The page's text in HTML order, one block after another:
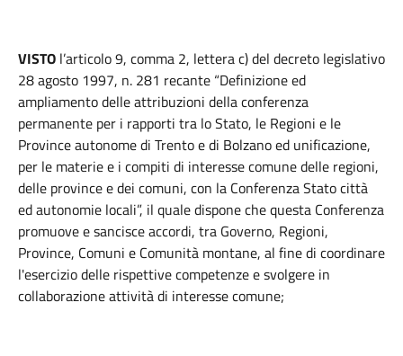
VISTO l’articolo 9, comma 2, lettera c) del decreto legislativo
28 agosto 1997, n. 281 recante “Definizione ed
ampliamento delle attribuzioni della conferenza
permanente per i rapporti tra lo Stato, le Regioni e le
Province autonome di Trento e di Bolzano ed unificazione,
per le materie e i compiti di interesse comune delle regioni,
delle province e dei comuni, con la Conferenza Stato città
ed autonomie locali”, il quale dispone che questa Conferenza
promuove e sancisce accordi, tra Governo, Regioni,
Province, Comuni e Comunità montane, al fine di coordinare
l'esercizio delle rispettive competenze e svolgere in
collaborazione attività di interesse comune;